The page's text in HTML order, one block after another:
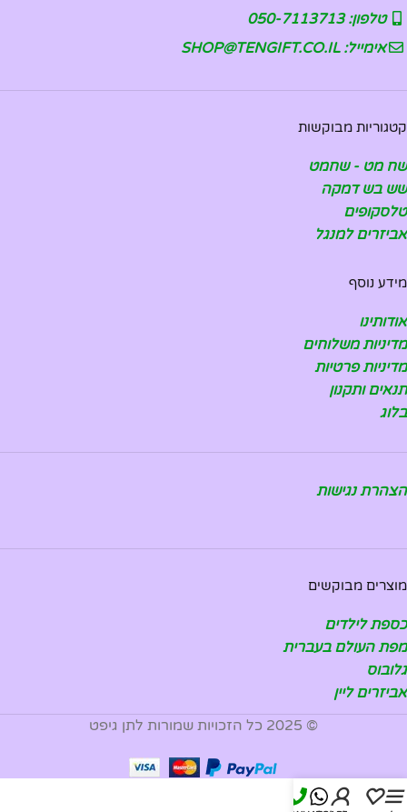
טלפון: 050-7113713
אימייל: SHOP@TENGIFT.CO.IL
קטגוריות מבוקשות
שח מט - שחמט
שש בש דמקה
טלסקופים
אביזרים למנגל
מידע נוסף
אודותינו
מדיניות משלוחים
מדיניות פרטיות
תנאים ותקנון
בלוג
הצהרת נגישות
מוצרים מבוקשים
כספת לילדים
מפת העולם בעברית
גלובוס
אביזרים ליין
© 2025 כל הזכויות שמורות לתן גיפט